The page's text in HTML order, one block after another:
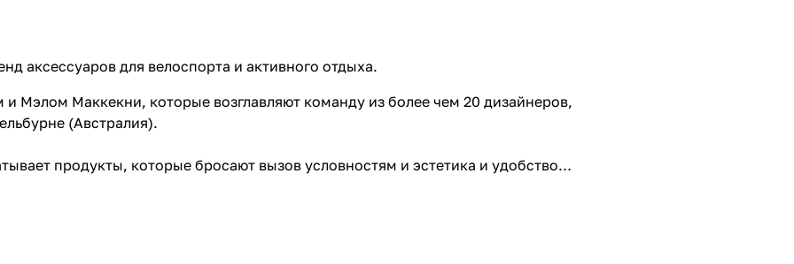
аксессуаров для велоспорта и активного отдыха.
Мэлом Маккекни, которые возглавляют команду из более чем 20 дизайнеров,
(Австралия).
продукты, которые бросают вызов условностям и эстетика и удобство
перевернул представления людей о велосипедном звонке, когда